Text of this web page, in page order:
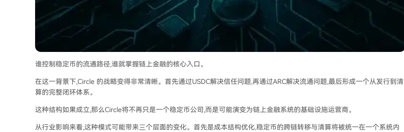
谁控制稳定币的流通路径,谁就掌握链上金融的核心入口。
在这一背景下,Circle 的战略变得非常清晰。首先通过USDC解决信任问题,再通过ARC解决流通问题,最后形成一个从发行到清
算的完整闭环体系。
这种结构如果成立,那么Circle将不再只是一个稳定币公司,而是可能演变为链上金融系统的基础设施运营商。
从行业影响来看,这种模式可能带来三个层面的变化。首先是成本结构优化,稳定币的跨链转移与清算将被统一在一个系统内